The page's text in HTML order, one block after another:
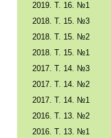
2019. Т. 16. №1
2018. Т. 15. №3
2018. Т. 15. №2
2018. Т. 15. №1
2017. T. 14. №3
2017. T. 14. №2
2017. T. 14. №1
2016. T. 13. №2
2016. T. 13. №1